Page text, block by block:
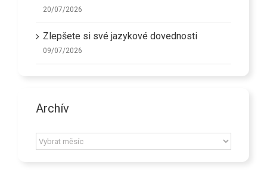
20/07/2026
Zlepšete si své jazykové dovednosti
09/07/2026
Archív
Archív